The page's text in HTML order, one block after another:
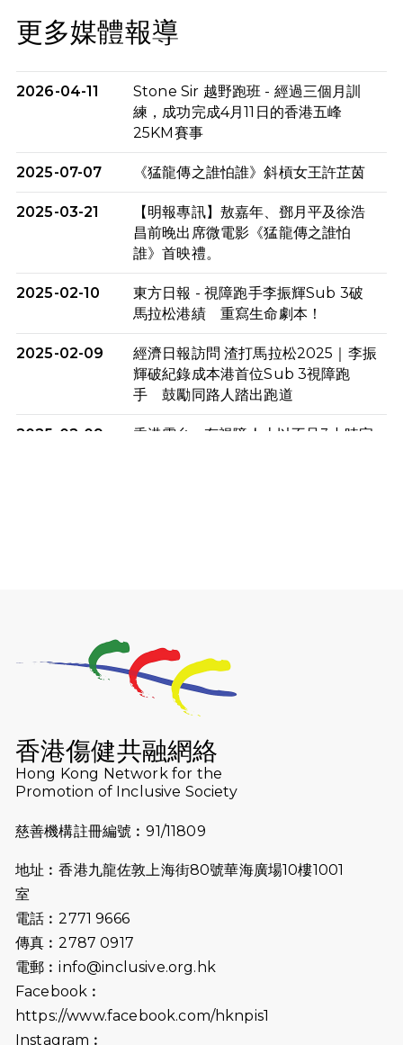
更多媒體報導
2026-04-11
Stone Sir 越野跑班 - 經過三個月訓
練，成功完成4月11日的香港五峰
25KM賽事
2025-07-07 《猛龍傳之誰怕誰》斜槓女王許芷茵
2025-03-21
【明報專訊】敖嘉年、鄧月平及徐浩
昌前晚出席微電影《猛龍傳之誰怕
誰》首映禮。
2025-02-10
東方日報 - 視障跑手李振輝Sub 3破
馬拉松港績 重寫生命劇本！
2025-02-09
經濟日報訪問 渣打馬拉松2025｜李振
輝破紀錄成本港首位Sub 3視障跑
手 鼓勵同路人踏出跑道
2025-02-09
香港電台 - 有視障人士以不足3小時完
成就毅行壯舉
尋找跑會的故事 #23 | 猛龍長跑會 -
Why Not Run
2024-11-07
樂施毅行者｜毅行40「堅」並肩下周
五開鑼 逾4千健兒蓄勢待發
跑友黃志輝(Jeff)和鄭子健(Jason)
2024-10-22
#WhyNotRun 試跑員一號的領跑體
2024-10-01
港鐵「Chill Fun鐵路樂園」近8萬人
參加 邀視障、聽障人士入場促社會共
2024-08-11
Justice Bernstein’s interview with
香港傷健共融網絡
Hong Kong Network for the
Promotion of Inclusive Society
慈善機構註冊編號︰91/11809
地址︰香港九龍佐敦上海街80號華海廣場10樓1001
室
電話︰2771 9666
傳真︰2787 0917
電郵︰info@inclusive.org.hk
Facebook︰
https://www.facebook.com/hknpis1
Instagram︰